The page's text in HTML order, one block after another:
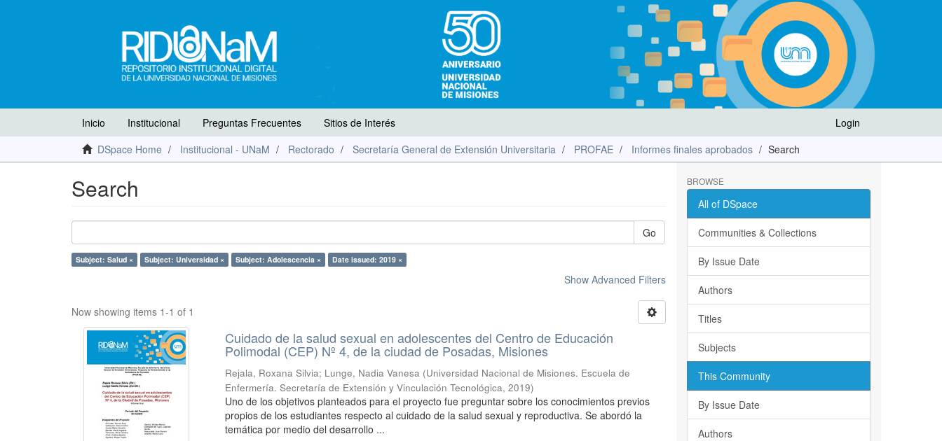
Login
Inicio Institucional Preguntas Frecuentes
Sitios de Interés
DSpace Home
Institucional - UNaM Rectorado Secretaría General de Extensión Universitaria PROFAE Informes finales aprobados Search
Search
Go
Subject: Salud × Subject: Universidad × Subject: Adolescencia × Date issued: 2019 ×
Show Advanced Filters
Now showing items 1-1 of 1
Cuidado de la salud sexual en adolescentes del Centro de Educación
Polimodal (CEP) Nº 4, de la ciudad de Posadas, Misiones
Rejala, Roxana Silvia; Lunge, Nadia Vanesa (Universidad Nacional de Misiones. Escuela de
Enfermería. Secretaría de Extensión y Vinculación Tecnológica,2019)
Uno de los objetivos planteados para el proyecto fue preguntar sobre los conocimientos previos
propios de los estudiantes respecto al cuidado de la salud sexual y reproductiva. Se abordó la
temática por medio del desarrollo ...
BROWSE
All of DSpace
Communities & Collections
By Issue Date
Authors
Titles
Subjects
This Community
By Issue Date
Authors